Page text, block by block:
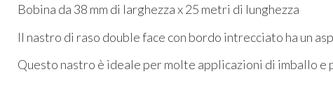
Bobina da 38 mm di larghezza x 25 metri di lunghezza
Il nastro di raso double face con bordo intrecciato ha un
Questo nastro è ideale per molte applicazioni di imballo e